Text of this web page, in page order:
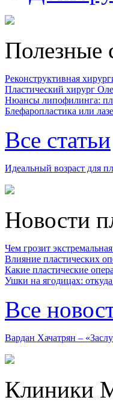
Полезные
Реконструктивная
Пластический хирург
Нюансы липофилинга:
Блефаропластика или
Все статьи
Идеальный возраст для
Новости
Чем грозит
Влияние пластических
Какие пластические
Ушки на ягодицах:
Все
Вардан Хачатрян –
Клиники